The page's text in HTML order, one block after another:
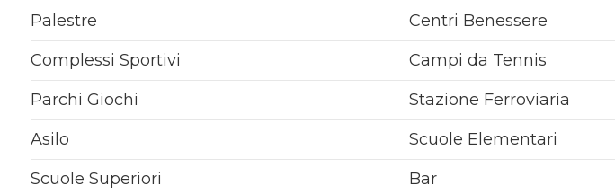
Palestre Centri Benessere
Complessi Sportivi
Campi da Tennis
Parchi Giochi
Stazione Ferroviaria
Asilo
Scuole Elementari
Scuole Superiori
Bar
2
3
4